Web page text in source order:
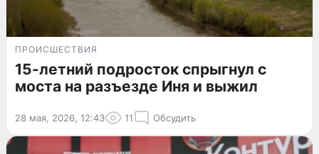
ПРОИСШЕСТВИЯ
15-летний подросток спрыгнул с
моста на разъезде Иня и выжил
28 мая, 2026, 12:43 11 Обсудить